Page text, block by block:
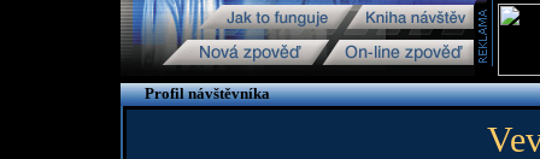
Profil návštěvníka